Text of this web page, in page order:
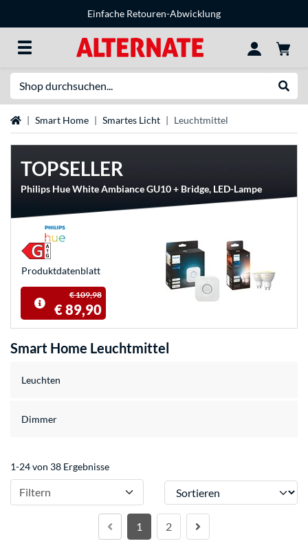
Einfache Retouren-Abwicklung
StartseiteSmart Home Smartes Licht Leuchtmittel
TOPSELLER
Philips Hue White Ambiance GU10 + Bridge, LED-Lampe
Produkt­datenblatt
€ 109,98
€ 89,90
Smart Home Leuchtmittel
Leuchten
Dimmer
1-24 von 38 Ergebnisse
Filtern Sortieren
1 2